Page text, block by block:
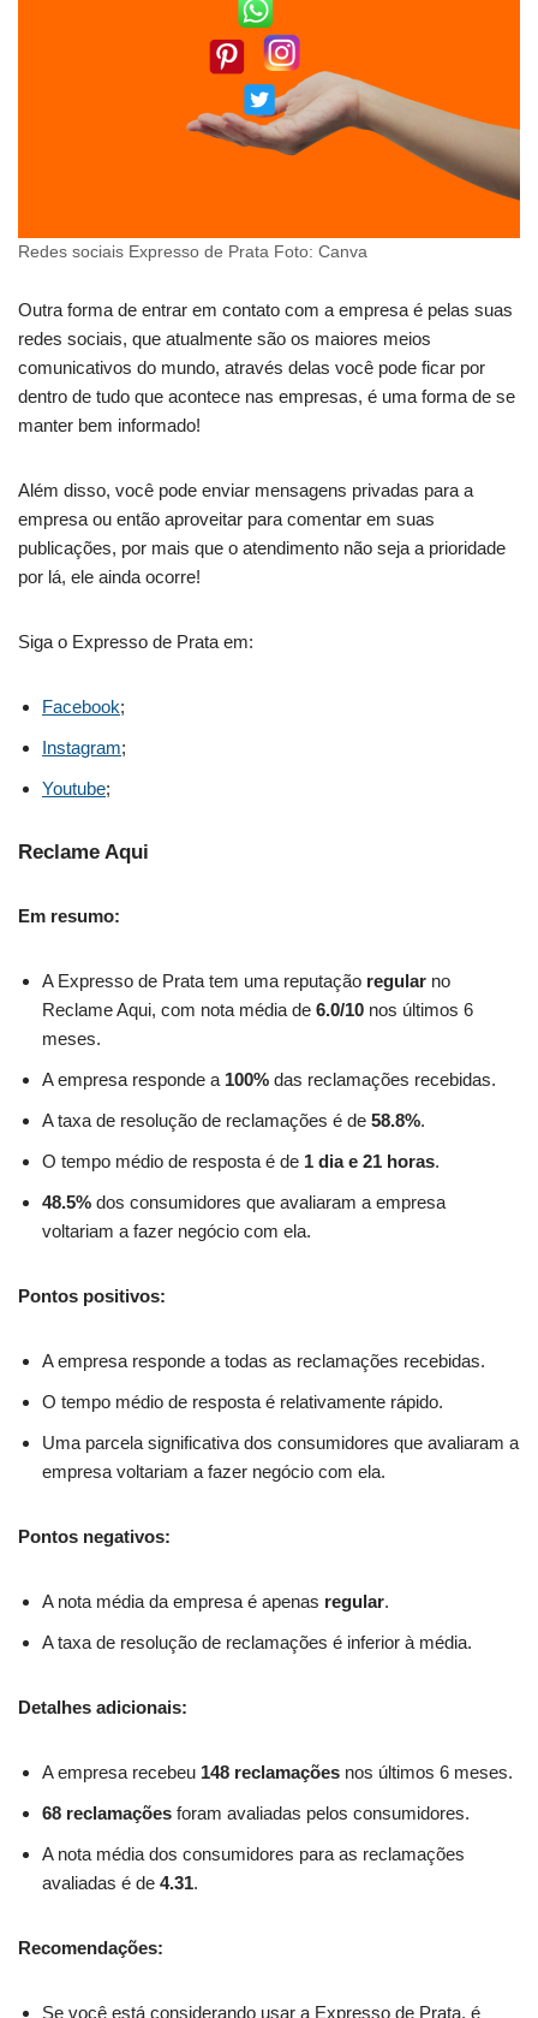
Redes sociais Expresso de Prata Foto: Canva
Outra forma de entrar em contato com a empresa é pelas suas
redes sociais, que atualmente são os maiores meios
comunicativos do mundo, através delas você pode ficar por
dentro de tudo que acontece nas empresas, é uma forma de se
manter bem informado!
Além disso, você pode enviar mensagens privadas para a
empresa ou então aproveitar para comentar em suas
publicações, por mais que o atendimento não seja a prioridade
por lá, ele ainda ocorre!
Siga o Expresso de Prata em:
Facebook;
Instagram;
Youtube;
Reclame Aqui
Em resumo:
A Expresso de Prata tem uma reputação regular no
Reclame Aqui, com nota média de 6.0/10 nos últimos 6
meses.
A empresa responde a 100% das reclamações recebidas.
A taxa de resolução de reclamações é de 58.8%.
O tempo médio de resposta é de 1 dia e 21 horas.
48.5% dos consumidores que avaliaram a empresa
voltariam a fazer negócio com ela.
Pontos positivos:
A empresa responde a todas as reclamações recebidas.
O tempo médio de resposta é relativamente rápido.
Uma parcela significativa dos consumidores que avaliaram a
empresa voltariam a fazer negócio com ela.
Pontos negativos:
A nota média da empresa é apenas regular.
A taxa de resolução de reclamações é inferior à média.
Detalhes adicionais:
A empresa recebeu 148 reclamações nos últimos 6 meses.
68 reclamações foram avaliadas pelos consumidores.
A nota média dos consumidores para as reclamações
avaliadas é de 4.31.
Recomendações:
Se você está considerando usar a Expresso de Prata, é